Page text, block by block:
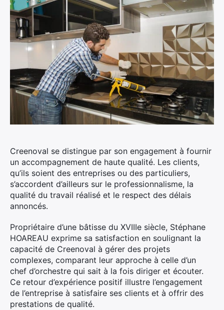
Creenoval se distingue par son engagement à fournir
un accompagnement de haute qualité. Les clients,
qu’ils soient des entreprises ou des particuliers,
s’accordent d’ailleurs sur le professionnalisme, la
qualité du travail réalisé et le respect des délais
annoncés.
Propriétaire d’une bâtisse du XVIIIe siècle, Stéphane
HOAREAU exprime sa satisfaction en soulignant la
capacité de Creenoval à gérer des projets
complexes, comparant leur approche à celle d’un
chef d’orchestre qui sait à la fois diriger et écouter.
Ce retour d’expérience positif illustre l’engagement
de l’entreprise à satisfaire ses clients et à offrir des
prestations de qualité.